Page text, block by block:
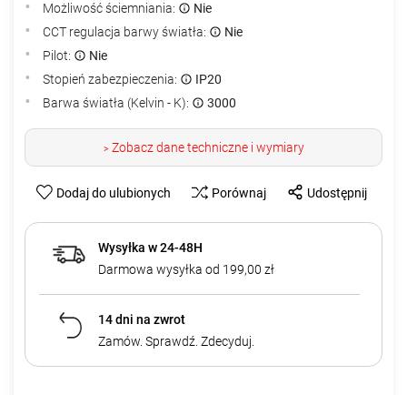
Możliwość ściemniania:
Nie
CCT regulacja barwy światła:
Nie
Pilot:
Nie
Stopień zabezpieczenia:
IP20
Barwa światła (Kelvin - K):
3000
>Zobacz dane techniczne i wymiary
Dodaj do ulubionych Porównaj Udostępnij
Wysyłka w 24-48H
Darmowa wysyłka od 199,00 zł
14 dni na zwrot
Zamów. Sprawdź. Zdecyduj.